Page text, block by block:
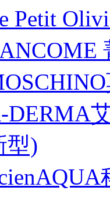
Petit
DERMA
型)